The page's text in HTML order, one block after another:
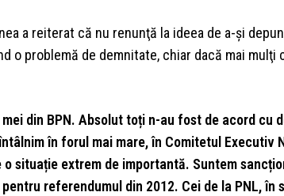
a reiterat că nu renunţă la ideea de a-şi
o problemă de demnitate, chiar dacă mai mulţi
din BPN. Absolut toți n-au fost de acord cu
în forul mai mare, în Comitetul Executiv
situație extrem de importantă. Suntem
referendumul din 2012. Cei de la PNL, în